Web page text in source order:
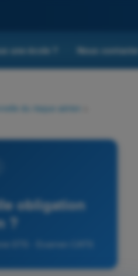
une école ? Nous contacter
du risque aérien
obligation
?
STS - Examen CATS